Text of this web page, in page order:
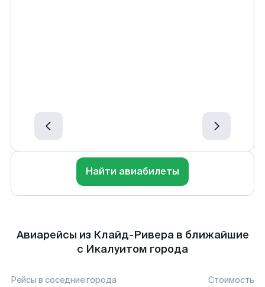
Найти авиабилеты
Авиарейсы из Клайд-Ривера в ближайшие
с Икалуитом города
Рейсы в соседние города Стоимость